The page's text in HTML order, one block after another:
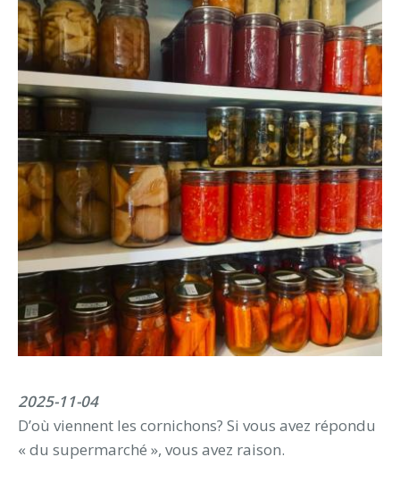
2025-11-04
D’où viennent les cornichons? Si vous avez répondu
« du supermarché », vous avez raison.